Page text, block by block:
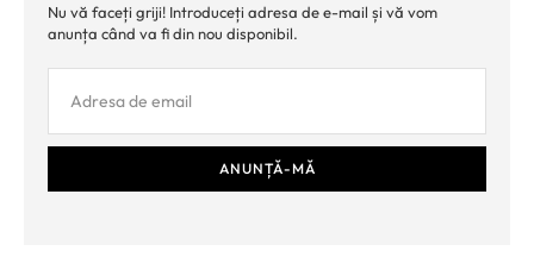
Nu vă faceți griji! Introduceți adresa de e-mail și vă vom
anunța când va fi din nou disponibil.